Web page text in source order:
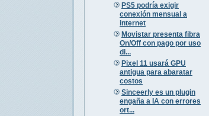
PS5 podría exigir
conexión mensual a
internet
Movistar presenta fibra
On/Off con pago por uso
di...
Pixel 11 usará GPU
antigua para abaratar
costos
Sinceerly es un plugin
engaña a IA con errores
ort...